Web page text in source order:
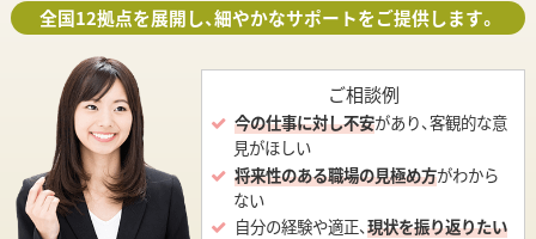
全国12拠点を展開し、細やかなサポートをご提供します。
ご相談例
今の仕事に対し不安があり、客観的な意
見がほしい
将来性のある職場の見極め方がわから
ない
自分の経験や適正、現状を振り返りたい